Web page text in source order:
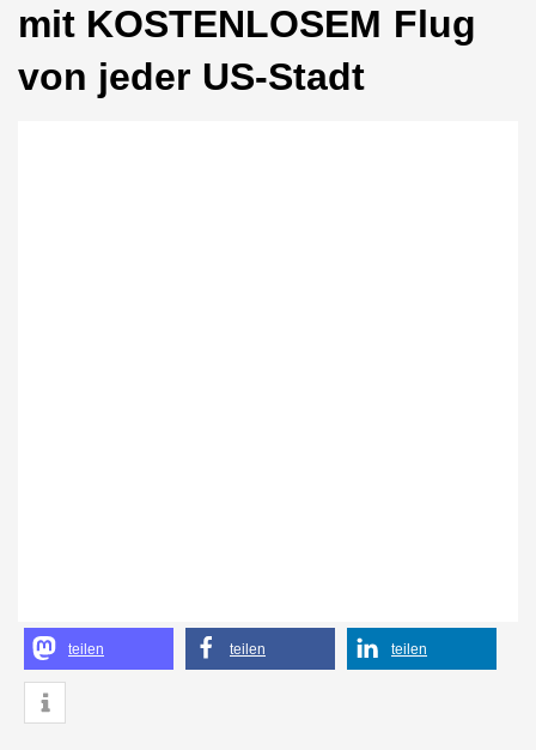
mit KOSTENLOSEM Flug
von jeder US-Stadt
teilen teilen teilen